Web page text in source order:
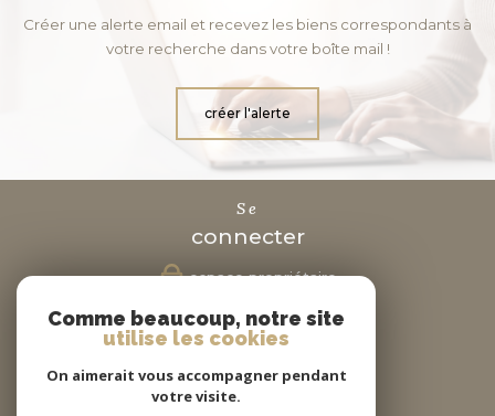
Créer une alerte email et recevez les biens correspondants à
votre recherche dans votre boîte mail !
créer l'alerte
se
connecter
espace propriétaire
nous
Comme beaucoup, notre site
utilise les cookies
On aimerait vous accompagner pendant
votre visite.